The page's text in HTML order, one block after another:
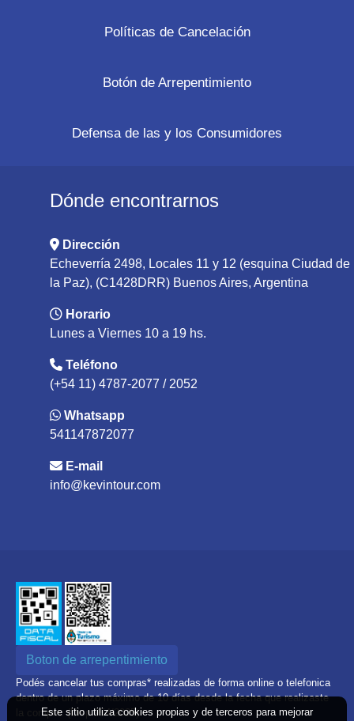
Políticas de Cancelación
Botón de Arrepentimiento
Defensa de las y los Consumidores
Dónde encontrarnos
Dirección
Echeverría 2498, Locales 11 y 12 (esquina Ciudad de
la Paz), (C1428DRR) Buenos Aires, Argentina
Horario
Lunes a Viernes 10 a 19 hs.
Teléfono
(+54 11) 4787-2077 / 2052
Whatsapp
541147872077
E-mail
info@kevintour.com
Boton de arrepentimiento
Podés cancelar tus compras* realizadas de forma online o telefonica
dentro de un plazo máximo de 10 días desde la fecha que realizaste
la compra. (Disp.954/2025)
Este sitio utiliza cookies propias y de terceros para mejorar